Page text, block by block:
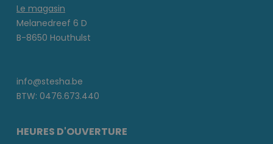
Le magasin
Melanedreef 6 D
B-8650 Houthulst
info@stesha.be
BTW: 0476.673.440
HEURES D'OUVERTURE